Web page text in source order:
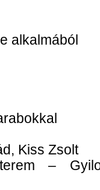
alkalmából
Kiss Zsolt
–